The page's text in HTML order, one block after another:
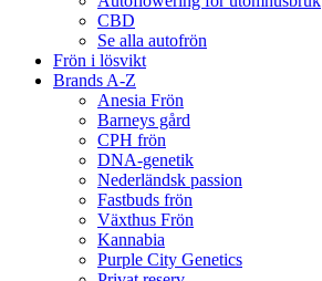
CBD
Se alla autofrön
Frön i lösvikt
Brands A-Z
Anesia Frön
Barneys gård
CPH frön
DNA-genetik
Nederländsk passion
Fastbuds frön
Växthus Frön
Kannabia
Purple City Genetics